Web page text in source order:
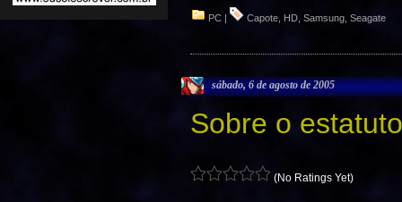
PC | Capote HD ,Samsung ,Seagate
sábado, 6 de agosto de 2005
Sobre o
(No Ratings Yet)